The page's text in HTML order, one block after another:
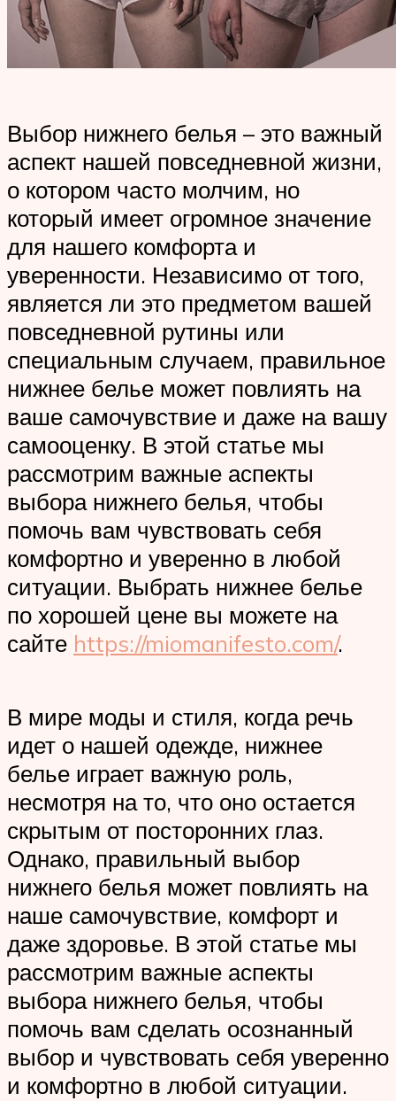
Выбор нижнего белья – это важный
аспект нашей повседневной жизни,
о котором часто молчим, но
который имеет огромное значение
для нашего комфорта и
уверенности. Независимо от того,
является ли это предметом вашей
повседневной рутины или
специальным случаем, правильное
нижнее белье может повлиять на
ваше самочувствие и даже на вашу
самооценку. В этой статье мы
рассмотрим важные аспекты
выбора нижнего белья, чтобы
помочь вам чувствовать себя
комфортно и уверенно в любой
ситуации. Выбрать нижнее белье
по хорошей цене вы можете на
сайте https://miomanifesto.com/.
В мире моды и стиля, когда речь
идет о нашей одежде, нижнее
белье играет важную роль,
несмотря на то, что оно остается
скрытым от посторонних глаз.
Однако, правильный выбор
нижнего белья может повлиять на
наше самочувствие, комфорт и
даже здоровье. В этой статье мы
рассмотрим важные аспекты
выбора нижнего белья, чтобы
помочь вам сделать осознанный
выбор и чувствовать себя уверенно
и комфортно в любой ситуации.